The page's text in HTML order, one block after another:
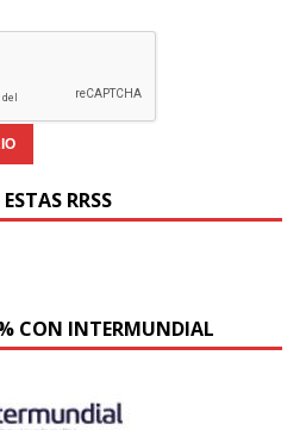
RRSS
CON INTERMUNDIAL